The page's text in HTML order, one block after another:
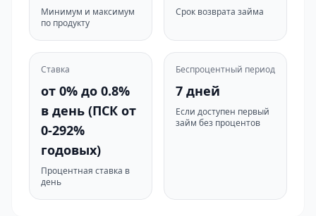
Минимум и максимум
по продукту
Срок возврата займа
Ставка
от 0% до 0.8%
в день (ПСК от
0-292%
годовых)
Процентная ставка в
день
Беспроцентный период
7 дней
Если доступен первый
займ без процентов